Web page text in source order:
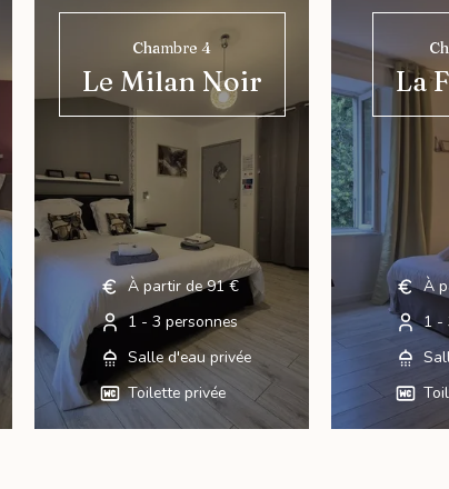
Chambre 4
Le Milan Noir
À partir de 91 €
1 - 3 personnes
Salle d'eau privée
Toilette privée
La
À
1 -